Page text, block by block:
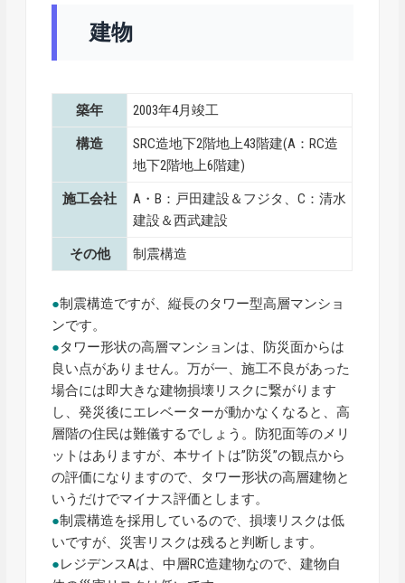
建物
築年 2003年4月竣工
構造
SRC造地下2階地上43階建(A：RC造
地下2階地上6階建)
施工会社
A・B：戸田建設＆フジタ、C：清水
建設＆西武建設
その他 制震構造
●制震構造ですが、縦長のタワー型高層マンショ
ンです。
●タワー形状の高層マンションは、防災面からは
良い点がありません。万が一、施工不良があった
場合には即大きな建物損壊リスクに繋がります
し、発災後にエレベーターが動かなくなると、高
層階の住民は難儀するでしょう。防犯面等のメリ
ットはありますが、本サイトは”防災”の観点から
の評価になりますので、タワー形状の高層建物と
いうだけでマイナス評価とします。
●制震構造を採用しているので、損壊リスクは低
いですが、災害リスクは残ると判断します。
●レジデンスAは、中層RC造建物なので、建物自